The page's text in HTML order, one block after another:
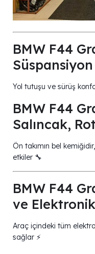
BMW F44
Yol tutuşu ve sürüş
BMW F44
Salıncak,
Ön takımın bel
etkiler 🔧
BMW F44
ve
Araç içindeki tüm
sağlar ⚡